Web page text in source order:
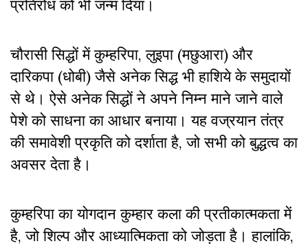
प्रतिरोध को भी जन्म दिया।
चौरासी सिद्धों में कुम्हरिपा, लुइपा (मछुआरा) और
दारिकपा (धोबी) जैसे अनेक सिद्ध भी हाशिये के समुदायों
से थे। ऐसे अनेक सिद्धों ने अपने निम्न माने जाने वाले
पेशे को साधना का आधार बनाया। यह वज्रयान तंत्र
की समावेशी प्रकृति को दर्शाता है, जो सभी को बुद्धत्व का
अवसर देता है।
कुम्हरिपा का योगदान कुम्हार कला की प्रतीकात्मकता में
है, जो शिल्प और आध्यात्मिकता को जोड़ता है। हालांकि,